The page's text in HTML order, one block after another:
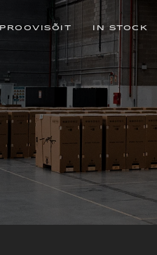
PROOVISÕIT IN STOCK